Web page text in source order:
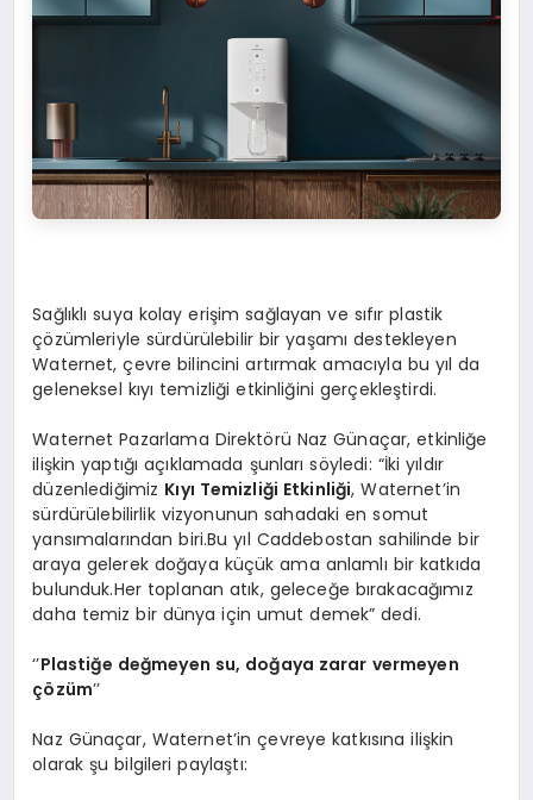
Sağlıklı suya kolay erişim sağlayan ve sıfır plastik
çözümleriyle sürdürülebilir bir yaşamı destekleyen
Waternet, çevre bilincini artırmak amacıyla bu yıl da
geleneksel kıyı temizliği etkinliğini gerçekleştirdi.
Waternet Pazarlama Direktörü Naz Günaçar, etkinliğe
ilişkin yaptığı açıklamada şunları söyledi: “İki yıldır
düzenlediğimiz Kıyı Temizliği Etkinliği, Waternet’in
sürdürülebilirlik vizyonunun sahadaki en somut
yansımalarından biri.Bu yıl Caddebostan sahilinde bir
araya gelerek doğaya küçük ama anlamlı bir katkıda
bulunduk.Her toplanan atık, geleceğe bırakacağımız
daha temiz bir dünya için umut demek” dedi.
‘’Plastiğe değmeyen su, doğaya zarar vermeyen
çözüm’’
Naz Günaçar, Waternet’in çevreye katkısına ilişkin
olarak şu bilgileri paylaştı: